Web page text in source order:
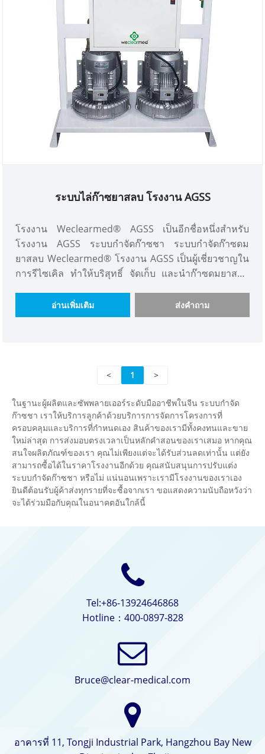
ระบบไล่ก๊าซยาสลบ โรงงาน AGSS
โรงงาน Weclearmed® AGSS เป็นอีกชื่อหนึ่งสำหรับ
โรงงาน AGSS ระบบกำจัดก๊าซชา ระบบกำจัดก๊าซดม
ยาสลบ Weclearmed® โรงงาน AGSS เป็นผู้เชี่ยวชาญใน
การรีไซเคิล ทำให้บริสุทธิ์ จัดเก็บ และนำก๊าซดมยาสลบ
โรงงานทางการแพทย์ที่เชื่อถือได้และมีคุณสมบัติเหมาะ
สมในภาคตะวันออกของประเทศจีน เราจะเสนอราคาที่
อ่านเพิ่มเติม ส่งคำถาม
< 1 >
ในฐานะผู้ผลิตและซัพพลายเออร์ระดับมืออาชีพในจีน ระบบกำจัด
ก๊าซชา เราให้บริการลูกค้าด้วยบริการการจัดการโครงการที่
ครอบคลุมและบริการที่กำหนดเอง สินค้าของเรามีทั้งคงทนและขาย
ใหม่ล่าสุด การส่งมอบตรงเวลาเป็นหลักคำสอนของเราเสมอ หากคุณ
สนใจผลิตภัณฑ์ของเรา คุณไม่เพียงแต่จะได้รับส่วนลดเท่านั้น แต่ยัง
สามารถซื้อได้ในราคาโรงงานอีกด้วย คุณสนับสนุนการปรับแต่ง
ระบบกำจัดก๊าซชา หรือไม่ แน่นอนเพราะเรามีโรงงานของเราเอง
ยินดีต้อนรับผู้ค้าส่งทุกรายที่จะซื้อจากเรา ขอแสดงความนับถือหวังว่า
จะได้ร่วมมือกับคุณในอนาคตอันใกล้นี้
Tel:+86-13924646868
Hotline：400-0897-828
Bruce@clear-medical.com
อาคารที่ 11, Tongji Industrial Park, Hangzhou Bay New